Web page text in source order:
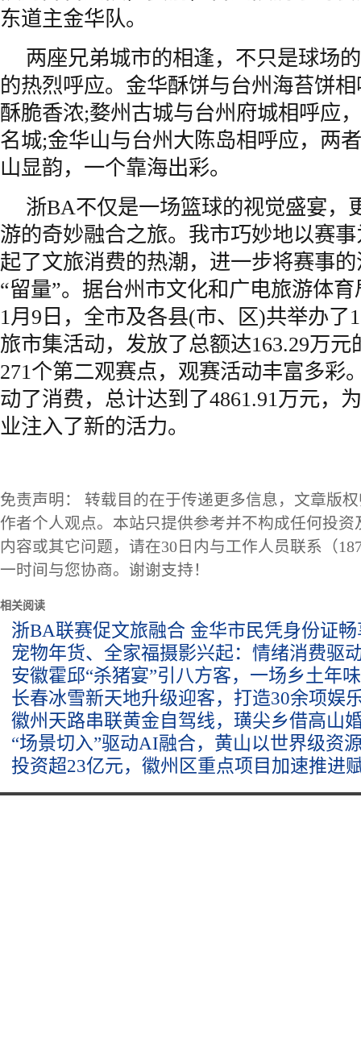
东道主金华队。
两座兄弟城市的相逢，不只是球场
的热烈呼应。金华酥饼与台州海苔饼
酥脆香浓;婺州古城与台州府城相呼应
名城;金华山与台州大陈岛相呼应，两
山显韵，一个靠海出彩。
浙BA不仅是一场篮球的视觉盛宴，
游的奇妙融合之旅。我市巧妙地以赛
起了文旅消费的热潮，进一步将赛事
“留量”。据台州市文化和广电旅游体
1月9日，全市及各县(市、区)共举办了
旅市集活动，发放了总额达163.29万
271个第二观赛点，观赛活动丰富多彩
动了消费，总计达到了4861.91万元，
业注入了新的活力。
免责声明： 转载目的在于传递更多信息，文章版
作者个人观点。本站只提供参考并不构成任何投
内容或其它问题，请在30日内与工作人员联系（
一时间与您协商。谢谢支持！
相关阅读
浙BA联赛促文旅融合 金华市民凭身份证
宠物年货、全家福摄影兴起：情绪消费驱
安徽霍邱“杀猪宴”引八方客，一场乡土年
长春冰雪新天地升级迎客，打造30余项娱
徽州天路串联黄金自驾线，璜尖乡借高山
“场景切入”驱动AI融合，黄山以世界级资
投资超23亿元，徽州区重点项目加速推进